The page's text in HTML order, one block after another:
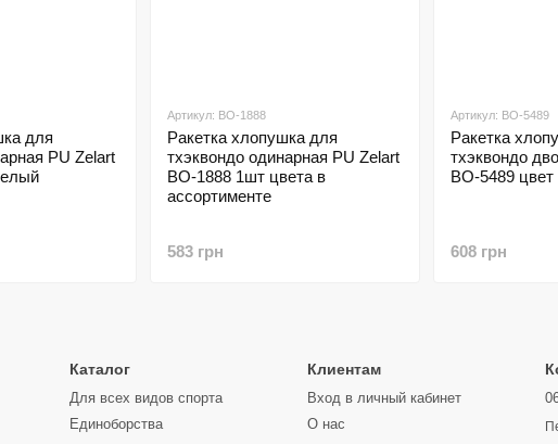
для
PU Zelart
Артикул: BO-1888
Ракетка хлопушка для
тхэквондо одинарная PU Zelart
BO-1888 1шт цвета в
ассортименте
583 грн
Артикул: BO-5489
Ракетка
тхэквондо
BO-5489
608 грн
Каталог
Для всех видов спорта
Единоборства
Клиентам
Вход в личный кабинет
О нас